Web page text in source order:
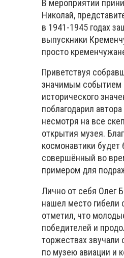
В мероприятии
Николай,
в 1941-1945 годах
выпускники
просто
Приветствуя
значимым событием
исторического
поблагодарил
несмотря на все
открытия музея.
космонавтики будет
совершённый во
примером для
Лично от себя Олег
нашел место гибели
отметил, что
победителей и
торжествах
по музею авиации и